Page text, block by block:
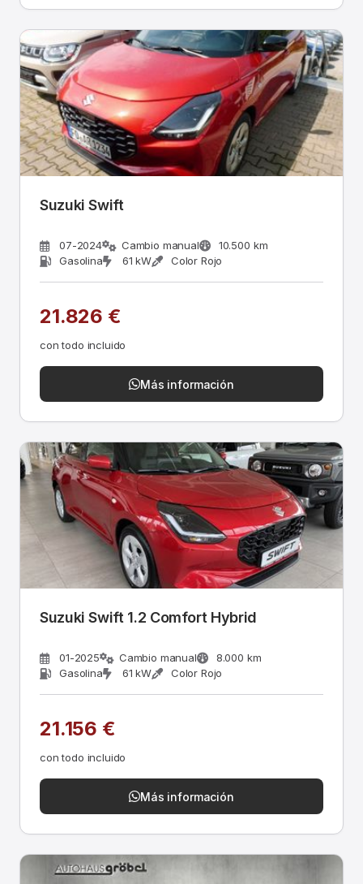
Suzuki Swift
07-2024 Cambio manual
10.500 km
Gasolina
61 kW Color Rojo
21.826 €
con todo incluido
Más información
Suzuki Swift 1.2 Comfort Hybrid
01-2025 Cambio manual
8.000 km
Gasolina
61 kW Color Rojo
21.156 €
con todo incluido
Más información